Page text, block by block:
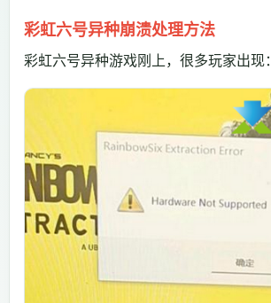
彩虹六号异种崩溃处理方法
彩虹六号异种游戏刚上，很多玩家出现：